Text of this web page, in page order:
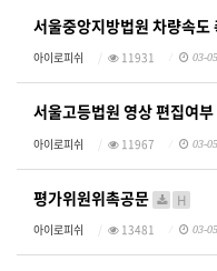
서울중앙지방법원 차량속도
아이로피쉬 11931 03-05
서울고등법원 영상 편집여
아이로피쉬 11967 03-05
평가위원위촉공문 H
아이로피쉬 13481 03-05